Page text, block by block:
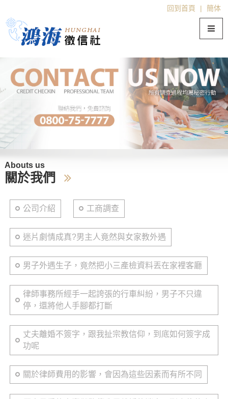
回到首頁 | 簡体
Abouts us
關於我們
公司介紹 工商調查
迷片劇情成真?男主人竟然與女家教外遇
男子外遇生子，竟然把小三產檢資料丟在家裡客廳
律師事務所經手一起誇張的行車糾紛，男子不只違
停，還將他人手腳都打斷
丈夫離婚不簽字，跟我扯宗教信仰，到底如何簽字成
功呢
關於律師費用的影響，會因為這些因素而有所不同